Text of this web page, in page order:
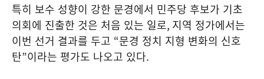
특히 보수 성향이 강한 문경에서 민주당 후보가 기초
의회에 진출한 것은 처음 있는 일로, 지역 정가에서는
이번 선거 결과를 두고 “문경 정치 지형 변화의 신호
탄”이라는 평가도 나오고 있다.